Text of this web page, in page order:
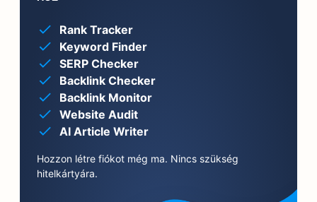
Rank Tracker
Keyword Finder
SERP Checker
Backlink Checker
Backlink Monitor
Website Audit
AI Article Writer
Hozzon létre fiókot még ma. Nincs szükség
hitelkártyára.